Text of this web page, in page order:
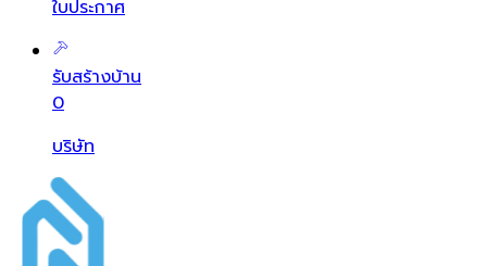
ใบประกาศ
รับสร้างบ้าน
0
บริษัท